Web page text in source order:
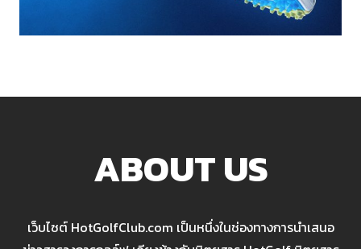
ABOUT US
เว็บไซต์ HotGolfClub.com เป็นหนึ่งในช่องทางการนำเสนอ